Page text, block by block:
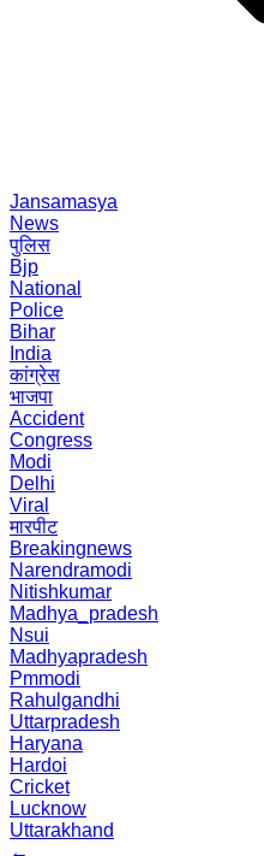
Jansamasya
News
पुलिस
Bjp
National
Police
Bihar
India
कांग्रेस
भाजपा
Accident
Congress
Modi
Delhi
Viral
मारपीट
Breakingnews
Narendramodi
Nitishkumar
Madhya_pradesh
Nsui
Madhyapradesh
Pmmodi
Rahulgandhi
Uttarpradesh
Haryana
Hardoi
Cricket
Lucknow
Uttarakhand
←